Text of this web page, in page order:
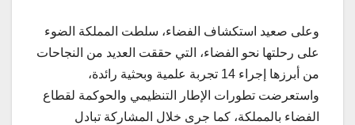
وعلى صعيد استكشاف الفضاء، سلطت المملكة الضوء
على رحلتها نحو الفضاء، التي حققت العديد من النجاحات
من أبرزها إجراء 14 تجربة علمية وبحثية رائدة،
واستعرضت تطورات الإطار التنظيمي والحوكمة لقطاع
الفضاء بالمملكة، كما جرى خلال المشاركة تبادل